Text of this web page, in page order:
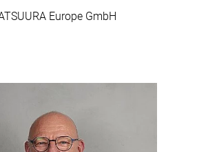
Fertigungszellen
Corporation
Europe GmbH